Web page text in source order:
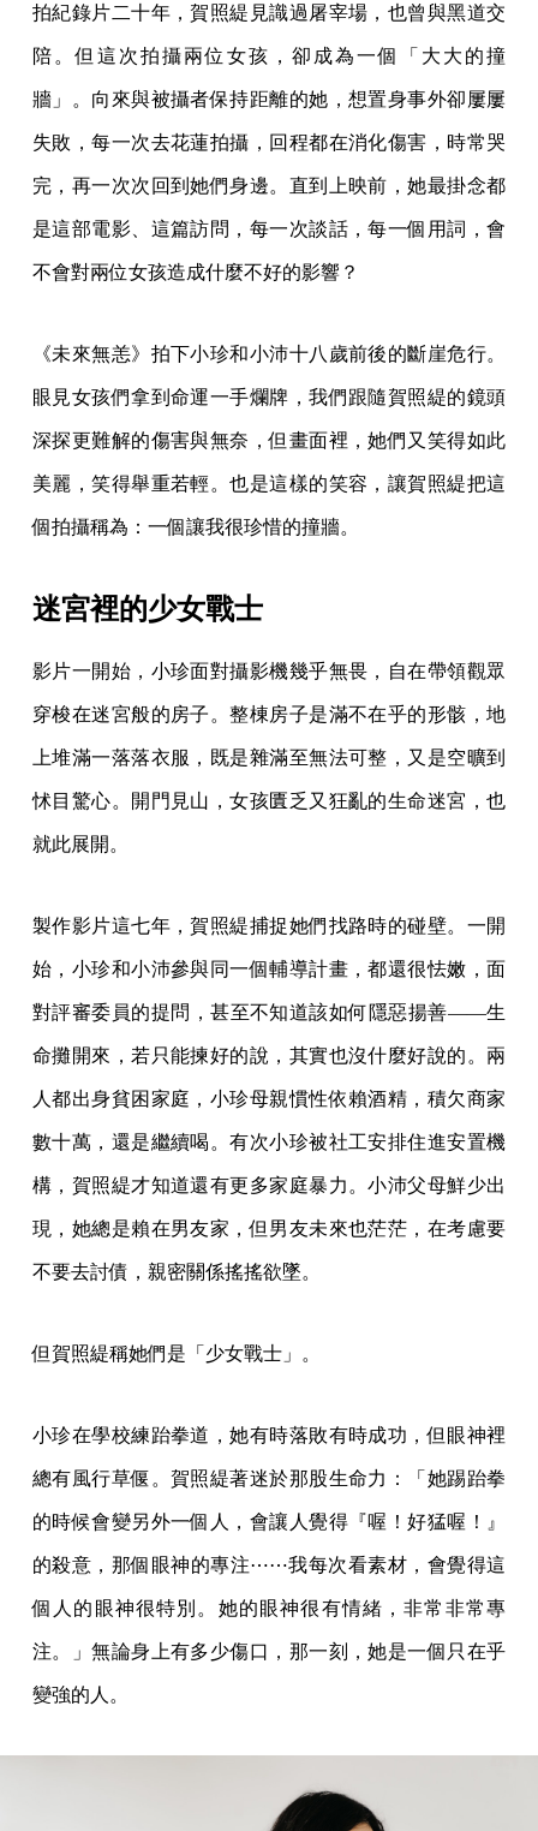
拍紀錄片二十年，賀照緹見識過屠宰場，也曾與黑道交
陪。但這次拍攝兩位女孩，卻成為一個「大大的撞
牆」。向來與被攝者保持距離的她，想置身事外卻屢屢
失敗，每一次去花蓮拍攝，回程都在消化傷害，時常哭
完，再一次次回到她們身邊。直到上映前，她最掛念都
是這部電影、這篇訪問，每一次談話，每一個用詞，會
不會對兩位女孩造成什麼不好的影響？
《未來無恙》拍下小珍和小沛十八歲前後的斷崖危行。
眼見女孩們拿到命運一手爛牌，我們跟隨賀照緹的鏡頭
深探更難解的傷害與無奈，但畫面裡，她們又笑得如此
美麗，笑得舉重若輕。也是這樣的笑容，讓賀照緹把這
個拍攝稱為：一個讓我很珍惜的撞牆。
迷宮裡的少女戰士
影片一開始，小珍面對攝影機幾乎無畏，自在帶領觀眾
穿梭在迷宮般的房子。整棟房子是滿不在乎的形骸，地
上堆滿一落落衣服，既是雜滿至無法可整，又是空曠到
怵目驚心。開門見山，女孩匱乏又狂亂的生命迷宮，也
就此展開。
製作影片這七年，賀照緹捕捉她們找路時的碰壁。一開
始，小珍和小沛參與同一個輔導計畫，都還很怯嫩，面
對評審委員的提問，甚至不知道該如何隱惡揚善——生
命攤開來，若只能揀好的說，其實也沒什麼好說的。兩
人都出身貧困家庭，小珍母親慣性依賴酒精，積欠商家
數十萬，還是繼續喝。有次小珍被社工安排住進安置機
構，賀照緹才知道還有更多家庭暴力。小沛父母鮮少出
現，她總是賴在男友家，但男友未來也茫茫，在考慮要
不要去討債，親密關係搖搖欲墜。
但賀照緹稱她們是「少女戰士」。
小珍在學校練跆拳道，她有時落敗有時成功，但眼神裡
總有風行草偃。賀照緹著迷於那股生命力：「她踢跆拳
的時候會變另外一個人，會讓人覺得『喔！好猛喔！』
的殺意，那個眼神的專注⋯⋯我每次看素材，會覺得這
個人的眼神很特別。她的眼神很有情緒，非常非常專
注。」無論身上有多少傷口，那一刻，她是一個只在乎
變強的人。